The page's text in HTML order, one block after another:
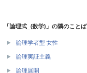
「論理式_(数学)」の隣のことば
論理学者型 女性
論理実証主義
論理展開